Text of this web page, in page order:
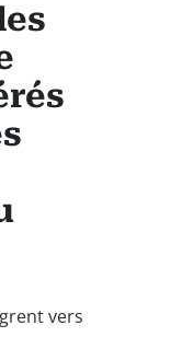
vers